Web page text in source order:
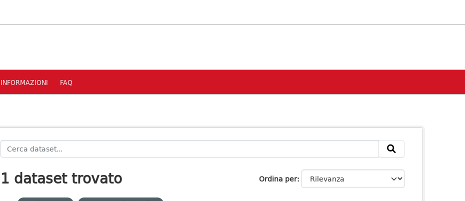
INFORMAZIONI FAQ
Ordina per
1 dataset trovato